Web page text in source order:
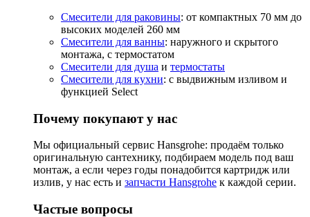
Смесители для раковины: от компактных 70 мм до
высоких моделей 260 мм
Смесители для ванны: наружного и скрытого
монтажа, с термостатом
Смесители для душа и термостаты
Смесители для кухни: с выдвижным изливом и
функцией Select
Почему покупают у нас
Мы официальный сервис Hansgrohe: продаём только
оригинальную сантехнику, подбираем модель под ваш
монтаж, а если через годы понадобится картридж или
излив, у нас есть и запчасти Hansgrohe к каждой серии.
Частые вопросы